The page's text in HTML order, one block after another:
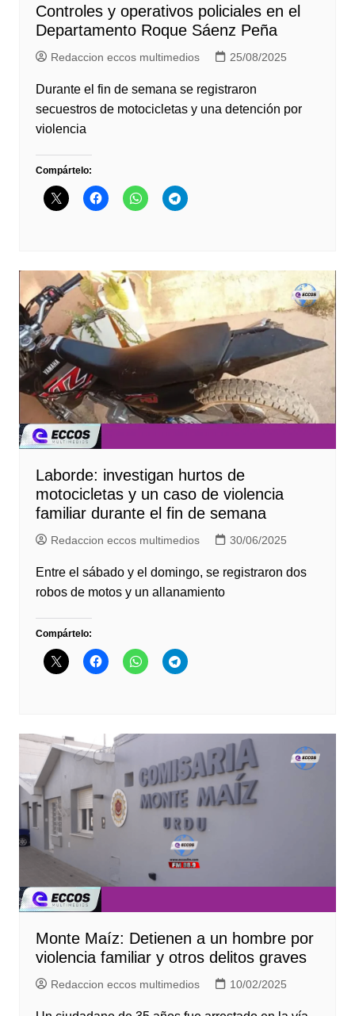
Controles y operativos policiales en el
Departamento Roque Sáenz Peña
Redaccion eccos multimedios 25/08/2025
Durante el fin de semana se registraron
secuestros de motocicletas y una detención por
violencia
Compártelo:
Laborde: investigan hurtos de
motocicletas y un caso de violencia
familiar durante el fin de semana
Redaccion eccos multimedios 30/06/2025
Entre el sábado y el domingo, se registraron dos
robos de motos y un allanamiento
Compártelo:
Monte Maíz: Detienen a un hombre por
violencia familiar y otros delitos graves
Redaccion eccos multimedios 10/02/2025